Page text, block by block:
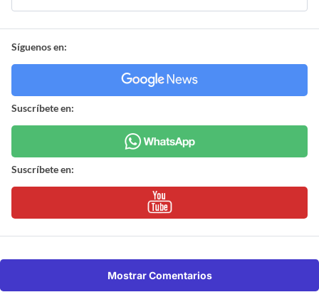
Síguenos en:
Suscríbete en:
Suscríbete en:
Mostrar Comentarios